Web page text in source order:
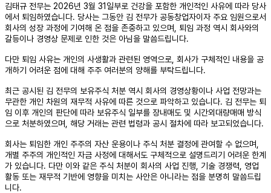
김태규 전무는 2026년 3월 31일부로 건강을 포함한 개인적인 사유에 따라 당사
에서 퇴임하였습니다. 당사는 그동안 김 전무가 공동창업자이자 주요 임원으로서
회사의 성장 과정에 기여해 온 점을 존중하고 있으며, 퇴임 과정 역시 회사와의
갈등이나 경영상 문제로 인한 것은 아님을 말씀드립니다.
다만 퇴임 사유는 개인의 사생활과 관련된 영역으로, 회사가 구체적인 내용을 공
개하기 어려운 점에 대해 주주 여러분의 양해를 부탁드립니다.
최근 공시된 김 전무의 보유주식 처분 역시 회사의 경영상황이나 사업 전망과는
무관한 개인 차원의 재무적 사유에 따른 것으로 파악하고 있습니다. 김 전무는 퇴
임 이후 개인의 판단에 따라 보유주식 일부를 장내매도 및 시간외대량매매 방식
으로 처분하였으며, 해당 거래는 관련 법령과 공시 절차에 따라 보고되었습니다.
회사는 퇴임한 개인 주주의 자산 운용이나 주식 처분 결정에 관여할 수 없으며,
개별 주주의 개인적인 자금 사정에 대해서도 구체적으로 설명드리기 어려운 한계
가 있습니다. 다만 이와 같은 주식 처분이 회사의 사업 진행, 기술 경쟁력, 영업
활동 또는 재무적 기반에 영향을 미치는 사안은 아니라는 점을 분명히 말씀드립
니다.